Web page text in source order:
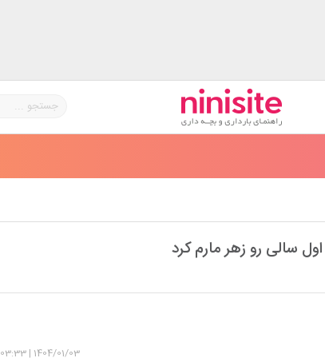
سالی رو زهر مارم کرد
1404/01/03
|
03:33